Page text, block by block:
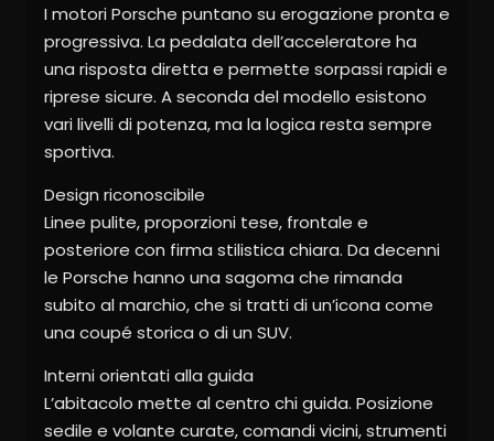
I motori Porsche puntano su erogazione pronta e
progressiva. La pedalata dell’acceleratore ha
una risposta diretta e permette sorpassi rapidi e
riprese sicure. A seconda del modello esistono
vari livelli di potenza, ma la logica resta sempre
sportiva.
Design riconoscibile
Linee pulite, proporzioni tese, frontale e
posteriore con firma stilistica chiara. Da decenni
le Porsche hanno una sagoma che rimanda
subito al marchio, che si tratti di un’icona come
una coupé storica o di un SUV.
Interni orientati alla guida
L’abitacolo mette al centro chi guida. Posizione
sedile e volante curate, comandi vicini, strumenti